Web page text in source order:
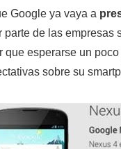
Google ya vaya a
de las empresas
que esperarse un
sobre su